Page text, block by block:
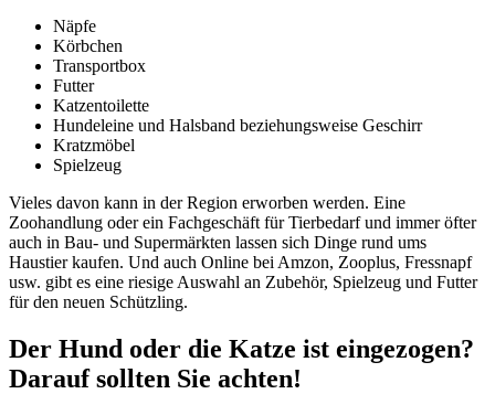
Näpfe
Körbchen
Transportbox
Futter
Katzentoilette
Hundeleine und Halsband beziehungsweise Geschirr
Kratzmöbel
Spielzeug
Vieles davon kann in der Region erworben werden. Eine
Zoohandlung oder ein Fachgeschäft für Tierbedarf und immer öfter
auch in Bau- und Supermärkten lassen sich Dinge rund ums
Haustier kaufen. Und auch Online bei Amzon, Zooplus, Fressnapf
usw. gibt es eine riesige Auswahl an Zubehör, Spielzeug und Futter
für den neuen Schützling.
Der Hund oder die Katze ist eingezogen?
Darauf sollten Sie achten!